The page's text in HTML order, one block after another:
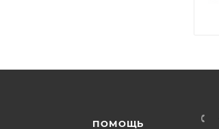
ПОМОЩЬ